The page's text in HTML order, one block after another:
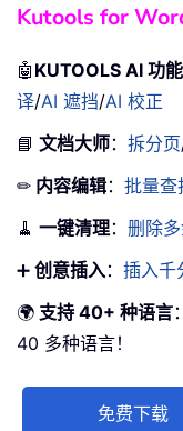
Kutools for
🤖 KUTOOLS AI 功能
译/AI 遮挡/AI 校正
📘 文档大师： 拆分页
✏ 内容编辑： 批量查
🧹 一键清理： 删除
➕ 创意插入： 插入千
🌍 支持 40+ 种语言
40 多种语言！
免费下载